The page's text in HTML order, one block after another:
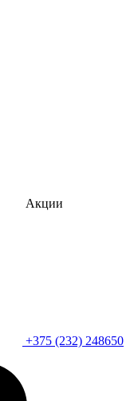
Акции
+375 (232) 248650